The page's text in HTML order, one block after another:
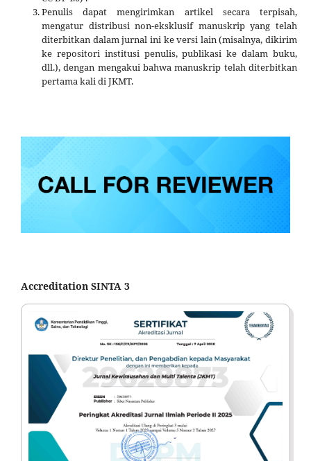
Penulis dapat mengirimkan artikel secara terpisah,
mengatur distribusi non-eksklusif manuskrip yang telah
diterbitkan dalam jurnal ini ke versi lain (misalnya, dikirim
ke repositori institusi penulis, publikasi ke dalam buku,
dll.), dengan mengakui bahwa manuskrip telah diterbitkan
pertama kali di JKMT.
Accreditation SINTA 3